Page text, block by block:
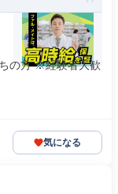
の方 ※経験者大歓
気になる